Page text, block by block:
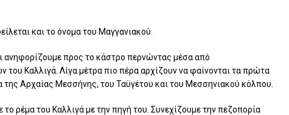
και το όνομα του Μαγγανιακού.
ανηφορίζουμε προς το κάστρο περνώντας μέσα από
Καλλιγά. Λίγα μέτρα πιο πέρα αρχίζουν να φαίνονται τα πρώτα
Αρχαίας Μεσσήνης, του Ταϋγέτου και του Μεσσηνιακού κόλπου.
ρέμα του Καλλιγά με την πηγή του. Συνεχίζουμε την πεζοπορία